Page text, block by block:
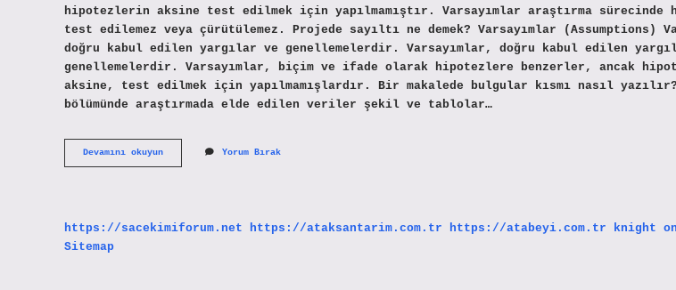
hipotezlerin aksine test edilmek için yapılmamıştır. Varsayımlar araştırma
test edilemez veya çürütülemez. Projede sayıltı ne demek? Varsayımlar (Assumptions)
doğru kabul edilen yargılar ve genellemelerdir. Varsayımlar, doğru kabul edilen
genellemelerdir. Varsayımlar, biçim ve ifade olarak hipotezlere benzerler, ancak
aksine, test edilmek için yapılmamışlardır. Bir makalede bulgular kısmı nasıl
bölümünde araştırmada elde edilen veriler şekil ve tablolar…
Devamını okuyunBir
Makalede
Yorum Bırak
https://sacekimiforum.net https://ataksantarim.com.tr https://atabeyi.com.tr knight
Sitemap